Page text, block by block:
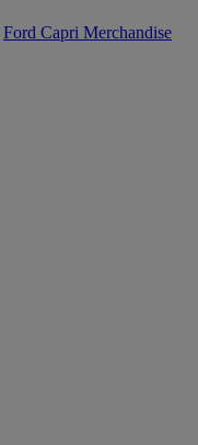
Ford Capri Merchandise